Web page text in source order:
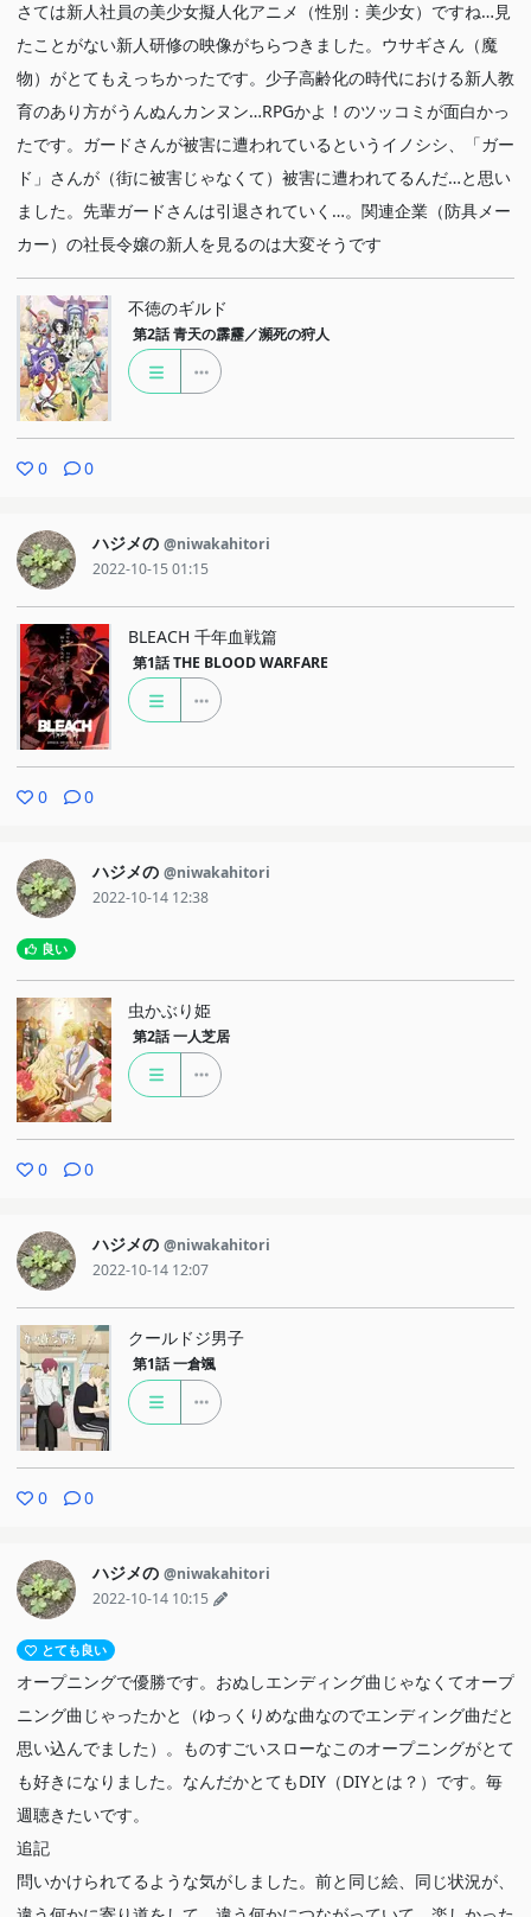
さては新人社員の美少女擬人化アニメ（性別：美少女）ですね…見
たことがない新人研修の映像がちらつきました。ウサギさん（魔
物）がとてもえっちかったです。少子高齢化の時代における新人教
育のあり方がうんぬんカンヌン…RPGかよ！のツッコミが面白かっ
たです。ガードさんが被害に遭われているというイノシシ、「ガー
ド」さんが（街に被害じゃなくて）被害に遭われてるんだ…と思い
ました。先輩ガードさんは引退されていく…。関連企業（防具メー
カー）の社長令嬢の新人を見るのは大変そうです
不徳のギルド
第2話 青天の霹靂／瀕死の狩人
0 0
ハジメの @niwakahitori
2022-10-15 01:15
BLEACH 千年血戦篇
第1話 THE BLOOD WARFARE
0 0
ハジメの @niwakahitori
2022-10-14 12:38
良い
虫かぶり姫
第2話 一人芝居
0 0
ハジメの @niwakahitori
2022-10-14 12:07
クールドジ男子
第1話 一倉颯
0 0
ハジメの @niwakahitori
2022-10-14 10:15
とても良い
オープニングで優勝です。おぬしエンディング曲じゃなくてオープ
ニング曲じゃったかと（ゆっくりめな曲なのでエンディング曲だと
思い込んでました）。ものすごいスローなこのオープニングがとて
も好きになりました。なんだかとてもDIY（DIYとは？）です。毎
週聴きたいです。
追記
問いかけられてるような気がしました。前と同じ絵、同じ状況が、